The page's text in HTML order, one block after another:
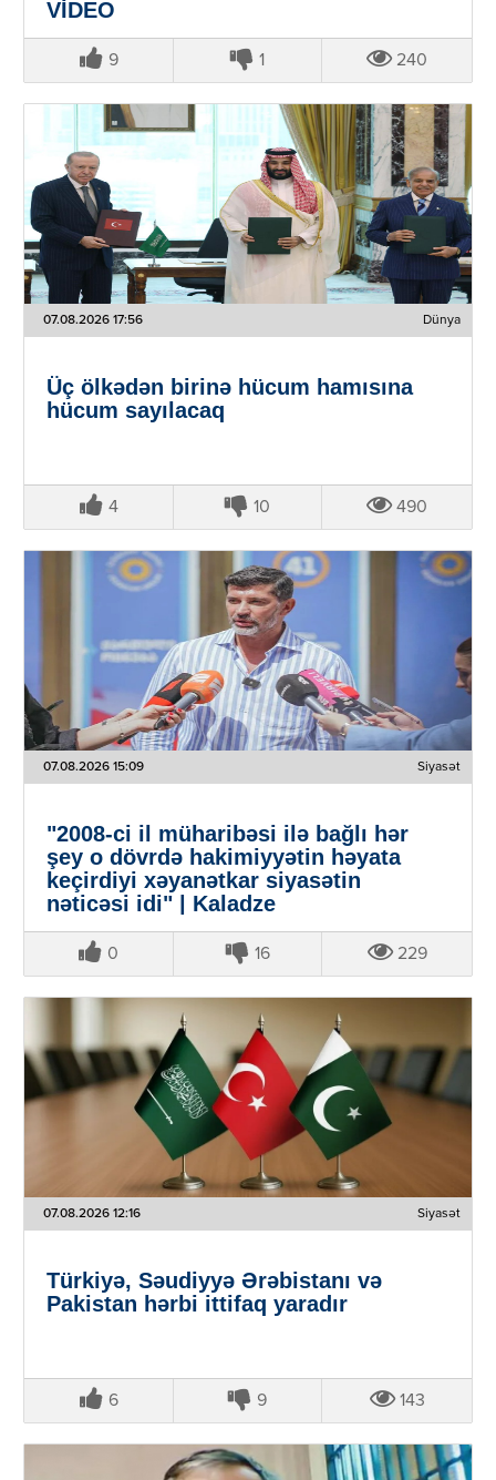
VİDEO
9 1 240
07.08.2026 17:56 Dünya
Üç ölkədən birinə hücum hamısına
hücum sayılacaq
4 10 490
07.08.2026 15:09 Siyasət
"2008-ci il müharibəsi ilə bağlı hər
şey o dövrdə hakimiyyətin həyata
keçirdiyi xəyanətkar siyasətin
nəticəsi idi" | Kaladze
0 16 229
07.08.2026 12:16 Siyasət
Türkiyə, Səudiyyə Ərəbistanı və
Pakistan hərbi ittifaq yaradır
6 9 143